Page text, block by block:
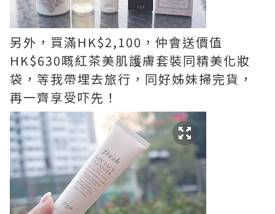
另外，買滿HK$2,100，仲會送價值
HK$630嘅紅茶美肌護膚套裝同精美化妝
袋，等我帶埋去旅行，同好姊妹掃完貨，
再一齊享受吓先！